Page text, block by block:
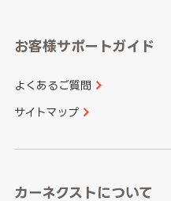
愛知県
和歌山県
山口県
香川県
長崎県
大分県
お客様サポートガイド
よくあるご質問
サイトマップ
カーネクストについて